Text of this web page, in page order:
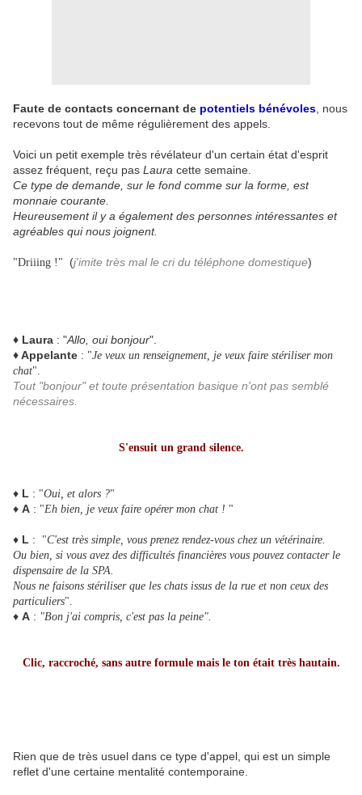
Faute de contacts concernant de potentiels bénévoles , nous
recevons tout de même régulièrement des appels.
Voici un petit exemple très révélateur d'un certain état d'esprit
assez fréquent, reçu pas Laura cette semaine.
Ce type de demande, sur le fond comme sur la forme, est
monnaie courante.
Heureusement il y a également des personnes intéressantes et
agréables qui nous joignent.
"Driiing ! " (j'imite très mal le cri du téléphone domestique)
♦ Laura : "Allo, oui bonjour".
♦ Appelante : "Je veux un renseignement, je veux faire stériliser mon
chat".
Tout "bonjour" et toute présentation basique n'ont pas semblé
nécessaires.
S'ensuit un grand silence.
♦ L : "Oui, et alors ?"
♦ A : "Eh bien, je veux faire opérer mon chat ! "
♦ L : "C'est très simple, vous prenez rendez-vous chez un vétérinaire.
Ou bien, si vous avez des difficultés financières vous pouvez contacter le
dispensaire de la SPA.
Nous ne faisons stériliser que les chats issus de la rue et non ceux des
particuliers".
♦ A : "Bon j'ai compris, c'est pas la peine".
Clic, raccroché, sans autre formule mais le ton était très hautain.
Rien que de très usuel dans ce type d'appel, qui est un simple
reflet d'une certaine mentalité contemporaine.